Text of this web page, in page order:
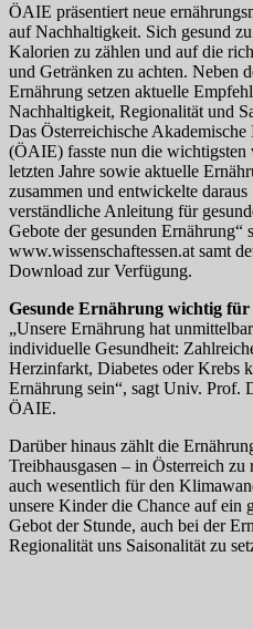
ÖAIE präsentiert neue
auf Nachhaltigkeit. Sich gesund
Kalorien zu zählen und auf die
und Getränken zu achten. Neben
Ernährung setzen aktuelle
Nachhaltigkeit, Regionalität und
Das Österreichische
(ÖAIE) fasste nun die wichtigsten
letzten Jahre sowie aktuelle
zusammen und entwickelte
verständliche Anleitung für
Gebote der gesunden Ernährung“
www.wissenschaftessen.at samt
Download zur Verfügung.
Gesunde Ernährung wichtig
„Unsere Ernährung hat
individuelle Gesundheit:
Herzinfarkt, Diabetes oder Krebs
Ernährung sein“, sagt Univ. Prof.
ÖAIE.
Darüber hinaus zählt die
Treibhausgasen – in Österreich
auch wesentlich für den
unsere Kinder die Chance auf ein
Gebot der Stunde, auch bei der
Regionalität uns Saisonalität zu